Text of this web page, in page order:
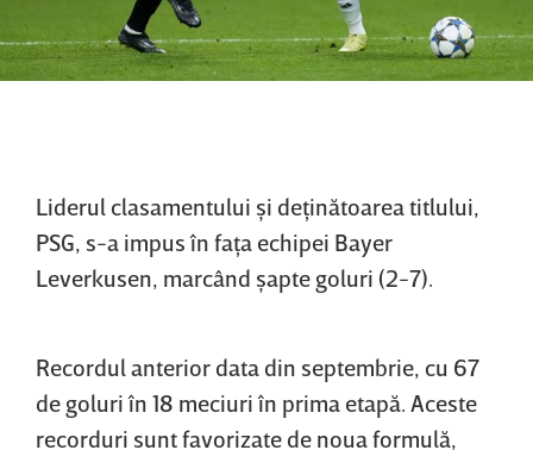
Liderul clasamentului şi deţinătoarea titlului,
PSG, s-a impus în faţa echipei Bayer
Leverkusen, marcând şapte goluri (2-7).
Recordul anterior data din septembrie, cu 67
de goluri în 18 meciuri în prima etapă. Aceste
recorduri sunt favorizate de noua formulă,